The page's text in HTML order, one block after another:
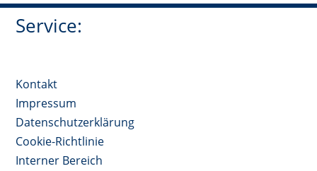
Service:
Kontakt
Impressum
Datenschutzerklärung
Cookie-Richtlinie
Interner Bereich